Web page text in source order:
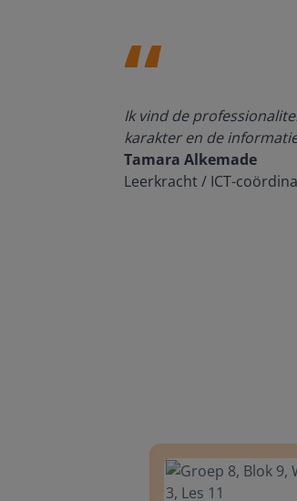
Ik vind de
karakter en de
Tamara Alkemade
Leerkracht / ICT-